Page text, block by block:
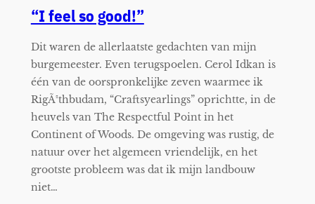
“I feel so good!”
Dit waren de allerlaatste gedachten van mijn
burgemeester. Even terugspoelen. Cerol Idkan is
één van de oorspronkelijke zeven waarmee ik
RigÃ²thbudam, “Craftsyearlings” oprichtte, in de
heuvels van The Respectful Point in het
Continent of Woods. De omgeving was rustig, de
natuur over het algemeen vriendelijk, en het
grootste probleem was dat ik mijn landbouw
niet…